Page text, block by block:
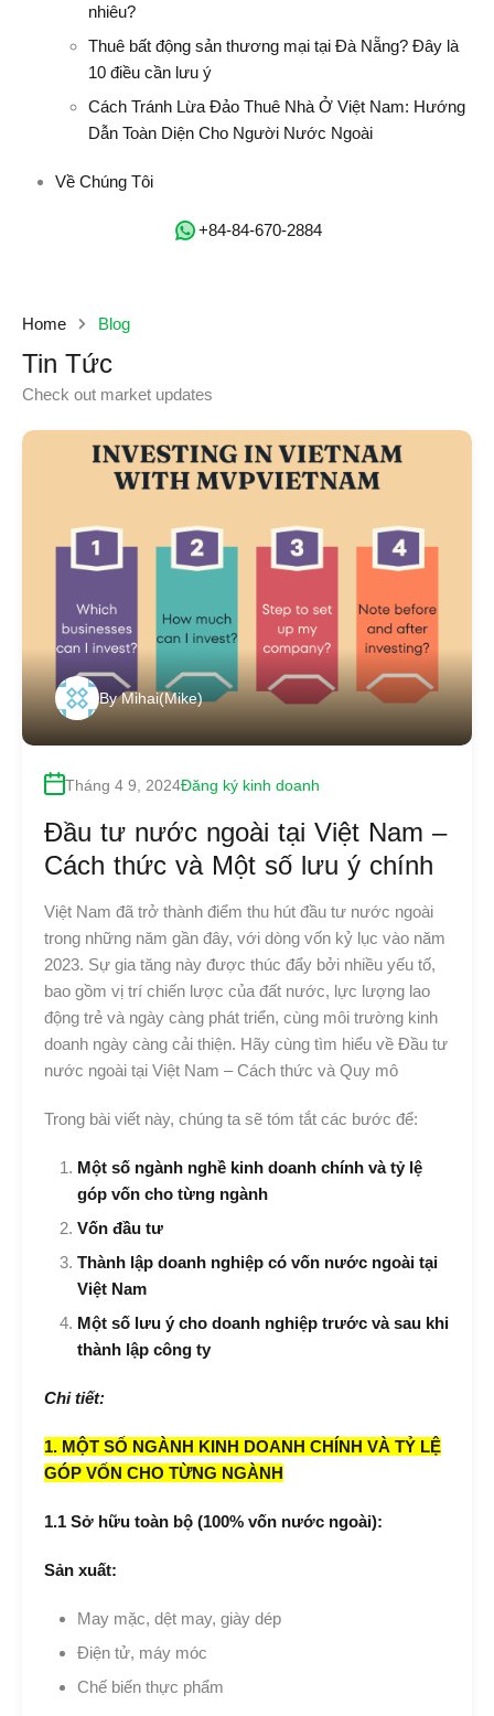
nhiêu?
Thuê bất động sản thương mại tại Đà Nẵng? Đây là
10 điều cần lưu ý
Cách Tránh Lừa Đảo Thuê Nhà Ở Việt Nam: Hướng
Dẫn Toàn Diện Cho Người Nước Ngoài
Về Chúng Tôi
‭+84-84-670-2884‬
Home Blog
Tin Tức
Check out market updates
By Mihai(Mike)
Tháng 4 9, 2024Đăng ký kinh doanh
Đầu tư nước ngoài tại Việt Nam –
Cách thức và Một số lưu ý chính
Việt Nam đã trở thành điểm thu hút đầu tư nước ngoài
trong những năm gần đây, với dòng vốn kỷ lục vào năm
2023. Sự gia tăng này được thúc đẩy bởi nhiều yếu tố,
bao gồm vị trí chiến lược của đất nước, lực lượng lao
động trẻ và ngày càng phát triển, cùng môi trường kinh
doanh ngày càng cải thiện. Hãy cùng tìm hiểu về Đầu tư
nước ngoài tại Việt Nam – Cách thức và Quy mô
Trong bài viết này, chúng ta sẽ tóm tắt các bước để:
Một số ngành nghề kinh doanh chính và tỷ lệ
góp vốn cho từng ngành
Vốn đầu tư
Thành lập doanh nghiệp có vốn nước ngoài tại
Việt Nam
Một số lưu ý cho doanh nghiệp trước và sau khi
thành lập công ty
Chi tiết:
1. MỘT SỐ NGÀNH KINH DOANH CHÍNH VÀ TỶ LỆ
GÓP VỐN CHO TỪNG NGÀNH
1.1 Sở hữu toàn bộ (100% vốn nước ngoài):
Sản xuất:
May mặc, dệt may, giày dép
Điện tử, máy móc
Chế biến thực phẩm